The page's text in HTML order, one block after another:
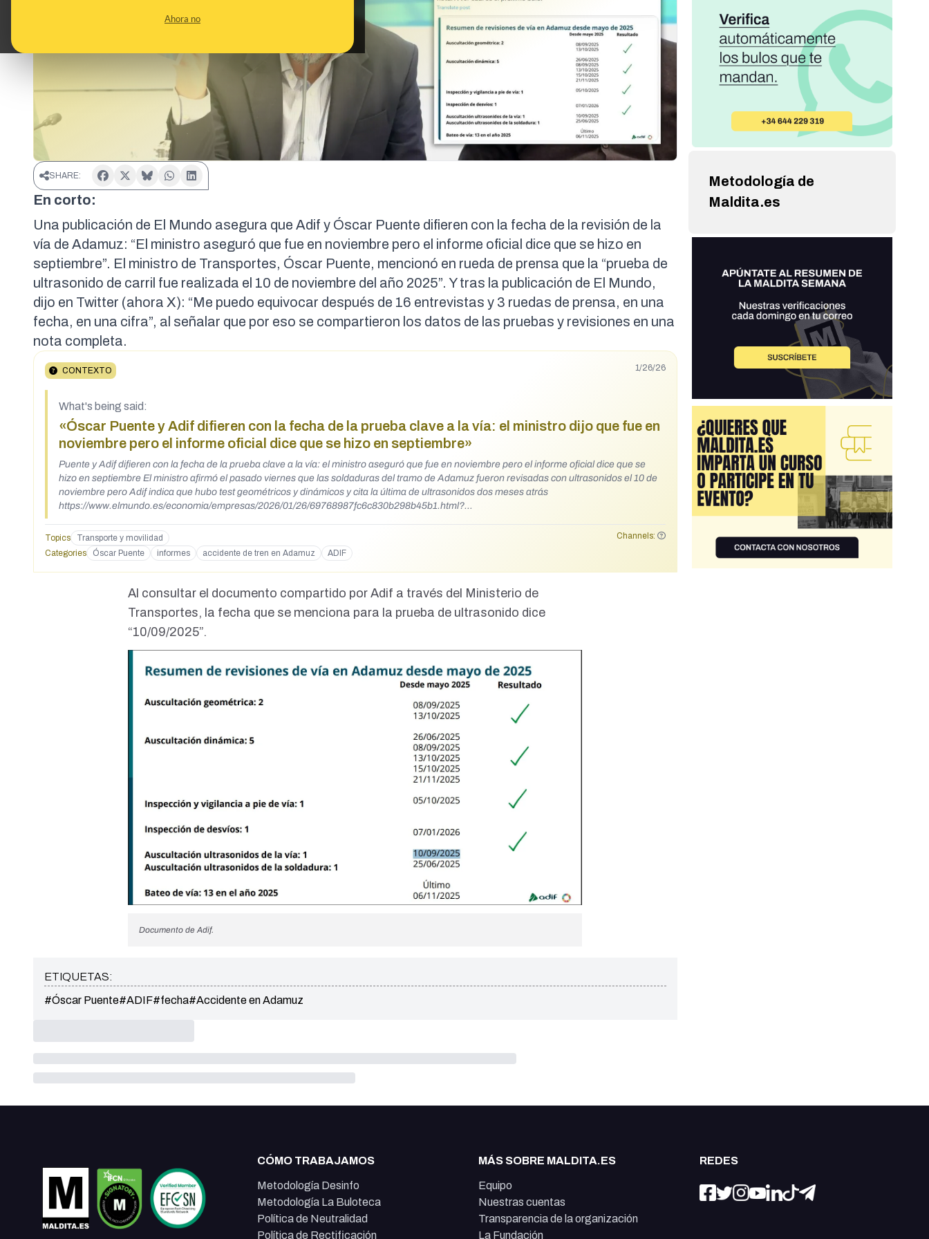
Ahora no
SHARE:
En corto:
Una publicación de El Mundo asegura que Adif y Óscar Puente difieren con la fecha de la revisión de la
vía de Adamuz: “El ministro aseguró que fue en noviembre pero el informe oficial dice que se hizo en
septiembre”. El ministro de Transportes, Óscar Puente, mencionó en rueda de prensa que la “prueba de
ultrasonido de carril fue realizada el 10 de noviembre del año 2025”. Y tras la publicación de El Mundo,
dijo en Twitter (ahora X): “Me puedo equivocar después de 16 entrevistas y 3 ruedas de prensa, en una
fecha, en una cifra”, al señalar que por eso se compartieron los datos de las pruebas y revisiones en una
nota completa.
CONTEXTO 1/26/26
What's being said:
«Óscar Puente y Adif difieren con la fecha de la prueba clave a la vía: el ministro dijo que fue en
noviembre pero el informe oficial dice que se hizo en septiembre»
Puente y Adif difieren con la fecha de la prueba clave a la vía: el ministro aseguró que fue en noviembre pero el informe oficial dice que se
hizo en septiembre El ministro afirmó el pasado viernes que las soldaduras del tramo de Adamuz fueron revisadas con ultrasonidos el 10 de
noviembre pero Adif indica que hubo test geométricos y dinámicos y cita la última de ultrasonidos dos meses atrás
https://www.elmundo.es/economia/empresas/2026/01/26/69768987fc6c830b298b45b1.html?
Topics Transporte y movilidad
Channels:
Categories
Óscar Puente informes accidente de tren en Adamuz ADIF
Al consultar el documento compartido por Adif a través del Ministerio de
Transportes, la fecha que se menciona para la prueba de ultrasonido dice
“10/09/2025”.
Documento de Adif.
ETIQUETAS:
#Óscar Puente#ADIF#fecha#Accidente en Adamuz
Metodología de
Maldita.es
CÓMO TRABAJAMOS
Metodología Desinfo
Metodología La Buloteca
Política de Neutralidad
Política de Rectificación
MÁS SOBRE MALDITA.ES
Equipo
Nuestras cuentas
Transparencia de la organización
La Fundación
REDES